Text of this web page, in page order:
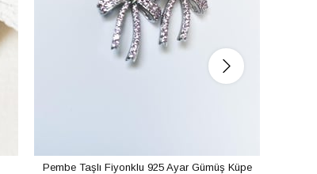
Pembe Taşlı Fiyonklu 925 Ayar Gümüş Küpe